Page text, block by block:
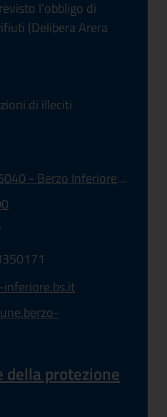
l'obbligo di
(Delibera Arera
di illeciti
- Berzo Inferiore (BS)
della protezione